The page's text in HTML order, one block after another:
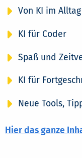
Von KI im
KI für Coder
Spaß und
KI für
Neue Tools,
Hier das ganze